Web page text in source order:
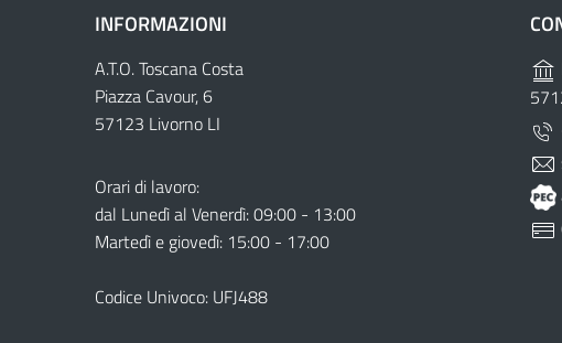
INFORMAZIONI
A.T.O. Toscana Costa
Piazza Cavour, 6
57123 Livorno LI
Orari di lavoro:
dal Lunedì al Venerdì: 09:00 - 13:00
Martedì e giovedì: 15:00 - 17:00
Codice Univoco: UFJ488